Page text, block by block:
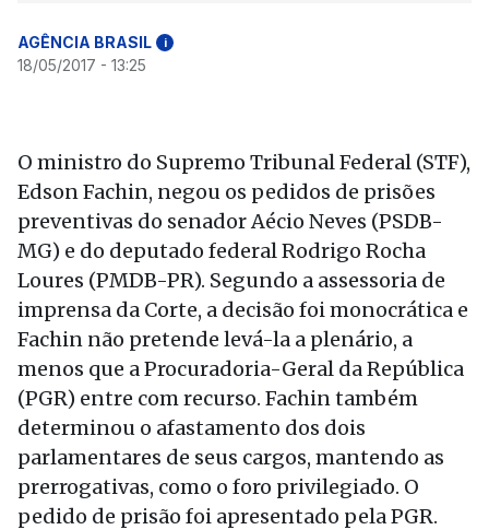
AGÊNCIA BRASIL i
18/05/2017 - 13:25
O ministro do Supremo Tribunal Federal (STF),
Edson Fachin, negou os pedidos de prisões
preventivas do senador Aécio Neves (PSDB-
MG) e do deputado federal Rodrigo Rocha
Loures (PMDB-PR). Segundo a assessoria de
imprensa da Corte, a decisão foi monocrática e
Fachin não pretende levá-la a plenário, a
menos que a Procuradoria-Geral da República
(PGR) entre com recurso. Fachin também
determinou o afastamento dos dois
parlamentares de seus cargos, mantendo as
prerrogativas, como o foro privilegiado. O
pedido de prisão foi apresentado pela PGR.